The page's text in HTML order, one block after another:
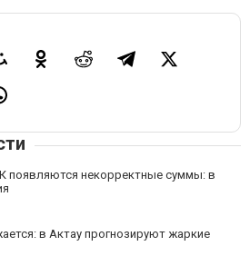
появляются некорректные суммы: в
в Актау прогнозируют жаркие